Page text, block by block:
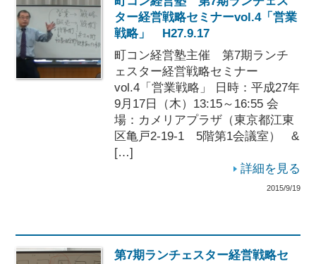
ター経営戦略セミナーvol.4「営業
戦略」 H27.9.17
町コン経営塾主催 第7期ランチ
ェスター経営戦略セミナー
vol.4「営業戦略」 日時：平成27年
9月17日（木）13:15～16:55 会
場：カメリアプラザ（東京都江東
区亀戸2-19-1 5階第1会議室） &
[…]
詳細を見る
2015/9/19
第7期ランチェスター経営戦略セ